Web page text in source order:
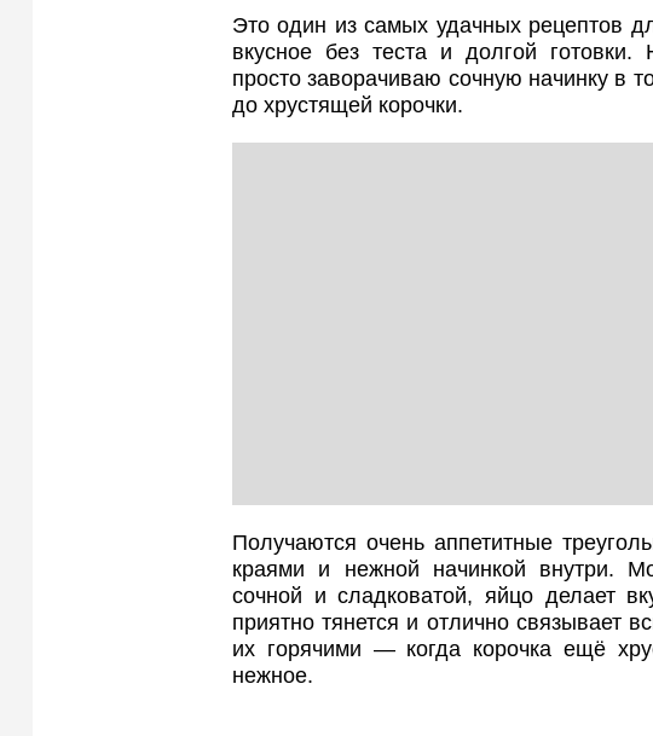
Это один из самых удачных рецептов
вкусное без теста и долгой
просто заворачиваю сочную начинку в
до хрустящей корочки.
Получаются очень аппетитные
краями и нежной начинкой внутри.
сочной и сладковатой, яйцо делает
приятно тянется и отлично связывает
их горячими — когда корочка ещё
нежное.